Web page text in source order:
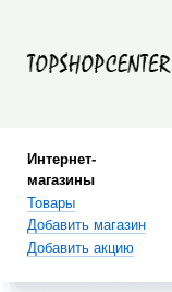
Интернет-
магазины
Товары
Добавить магазин
Добавить акцию